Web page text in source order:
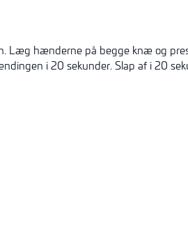
Læg hænderne på begge knæ og
i 20 sekunder. Slap af i 20